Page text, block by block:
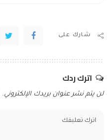
شارك على
اترك ردك
لن يتم نشر عنوان بريدك الإلكتروني.